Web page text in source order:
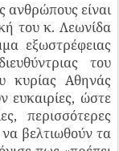
ανθρώπους είναι
του κ. Λεωνίδα
εξωστρέφειας
του
κυρίας Αθηνάς
ευκαιρίες, ώστε
περισσότερες
βελτιωθούν τα